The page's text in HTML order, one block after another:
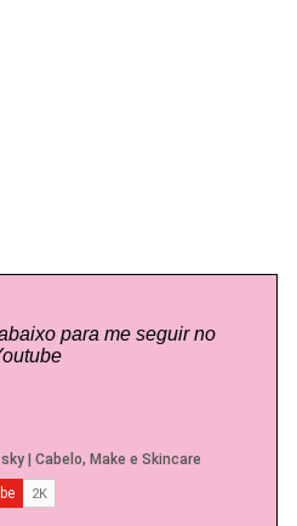
para me seguir no